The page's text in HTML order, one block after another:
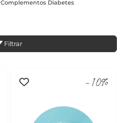
Complementos Diabetes
Filtrar
-10%